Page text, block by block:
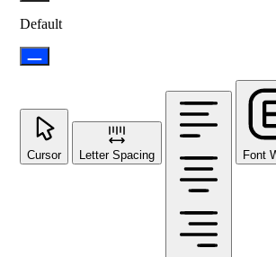
Default
Cursor Letter Spacing Font